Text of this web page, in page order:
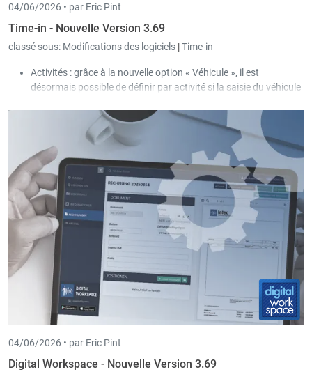
04/06/2026 • par Eric Pint
Time-in - Nouvelle Version 3.69
classé sous: Modifications des logiciels |Time-in
Activités : grâce à la nouvelle option « Véhicule », il est
désormais possible de définir par activité si la saisie du véhicule
du temps de travail / pointage.
04/06/2026 • par Eric Pint
Digital Workspace - Nouvelle Version 3.69